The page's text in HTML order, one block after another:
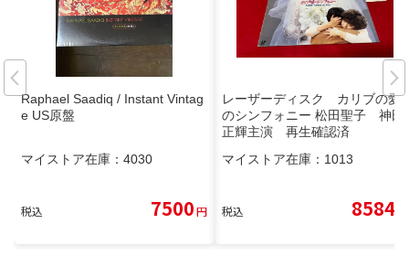
Raphael Saadiq / Instant Vintag
e US原盤
マイストア在庫： 4030
税込 7500円
レーザーディスク カリブの愛
のシンフォニー 松田聖子 神田
正輝主演 再生確認済
マイストア在庫： 1013
税込 8584